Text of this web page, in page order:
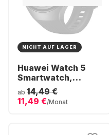
NICHT AUF LAGER
Huawei Watch 5
Smartwatch,
Edelstahlgehäuse,
46 mm
ab 14,49 €
11,49 €/Monat